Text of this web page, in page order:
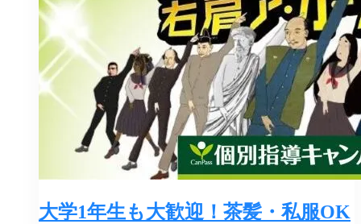
大学1年生も大歓迎！茶髪・私服OK